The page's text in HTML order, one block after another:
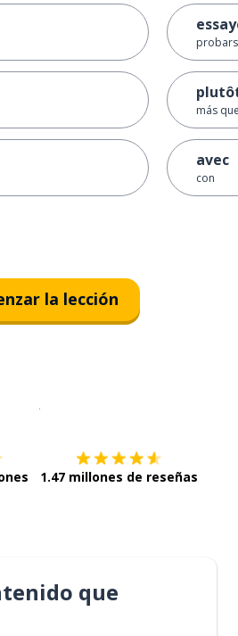
más
avec
con
la lección
1.47 millones de reseñas
que